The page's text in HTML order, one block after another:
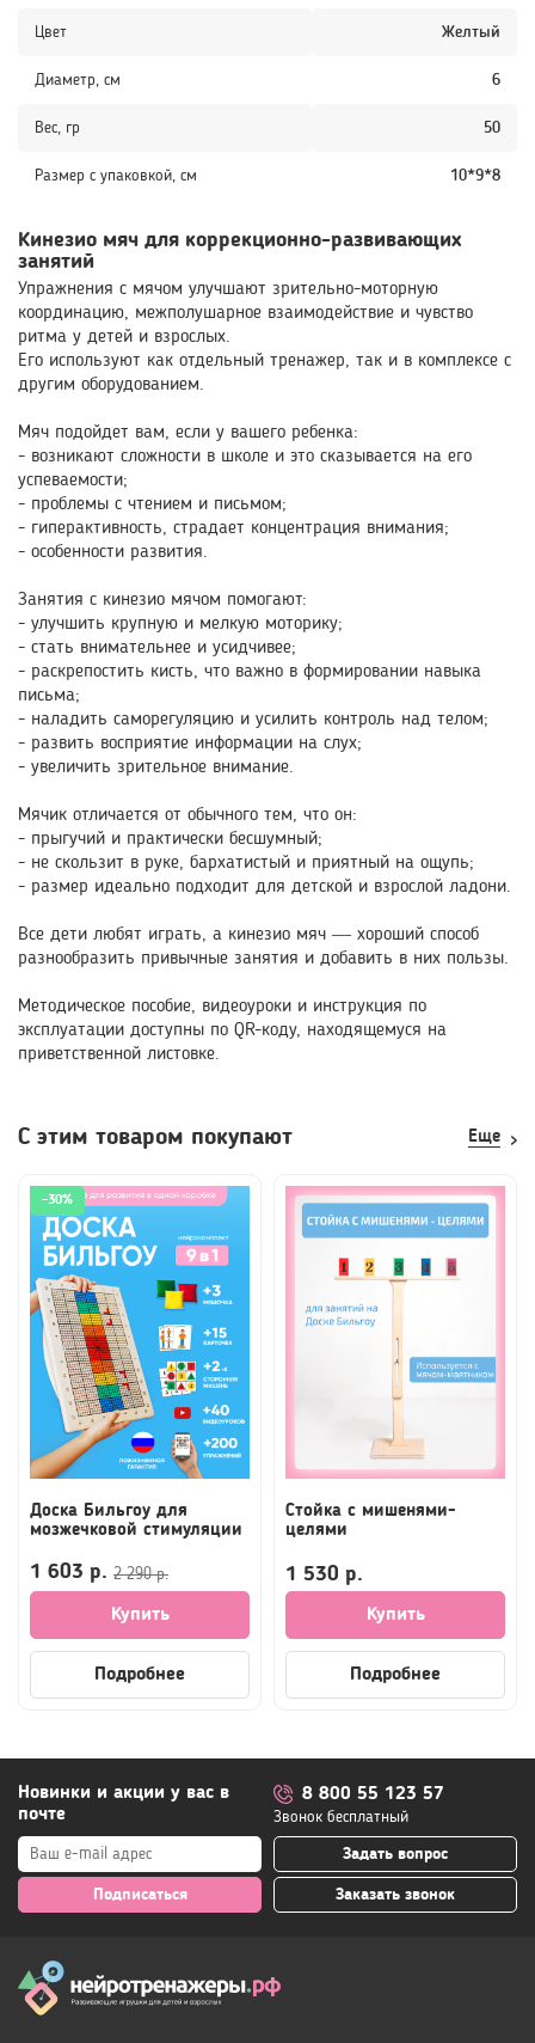
Цвет Желтый
Диаметр, см 6
Вес, гр 50
Размер с упаковкой, см 10*9*8
Кинезио мяч для коррекционно-развивающих
занятий
Упражнения с мячом улучшают зрительно-моторную
координацию, межполушарное взаимодействие и чувство
ритма у детей и взрослых.
Его используют как отдельный тренажер, так и в комплексе с
другим оборудованием.
Мяч подойдет вам, если у вашего ребенка:
- возникают сложности в школе и это сказывается на его
успеваемости;
- проблемы с чтением и письмом;
- гиперактивность, страдает концентрация внимания;
- особенности развития.
Занятия с кинезио мячом помогают:
- улучшить крупную и мелкую моторику;
- стать внимательнее и усидчивее;
- раскрепостить кисть, что важно в формировании навыка
письма;
- наладить саморегуляцию и усилить контроль над телом;
- развить восприятие информации на слух;
- увеличить зрительное внимание.
Мячик отличается от обычного тем, что он:
- прыгучий и практически бесшумный;
- не скользит в руке, бархатистый и приятный на ощупь;
- размер идеально подходит для детской и взрослой ладони.
Все дети любят играть, а кинезио мяч — хороший способ
разнообразить привычные занятия и добавить в них пользы.
Методическое пособие, видеоуроки и инструкция по
эксплуатации доступны по QR-коду, находящемуся на
приветственной листовке.
С этим товаром покупают
-30%
Доска Бильгоу для
мозжечковой стимуляции
1 603 р. 2 290 р.
Купить
Подробнее
Стойка с мишенями-
целями
1 530 р.
Купить
Подробнее
Новинки и акции у вас в
почте
Подписаться
8 800 55 123 57
Звонок бесплатный
Задать вопрос
Заказать звонок